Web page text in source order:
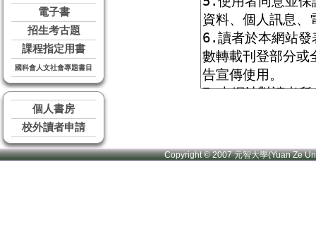
電子書
招生考古題
課程指定用書
國科會人文社會專題書目
個人書房
校外讀者申請
Copyright © 2007 元智大學(Yuan Ze